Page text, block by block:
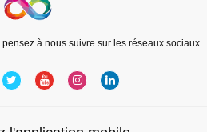
à nous suivre sur les réseaux sociaux